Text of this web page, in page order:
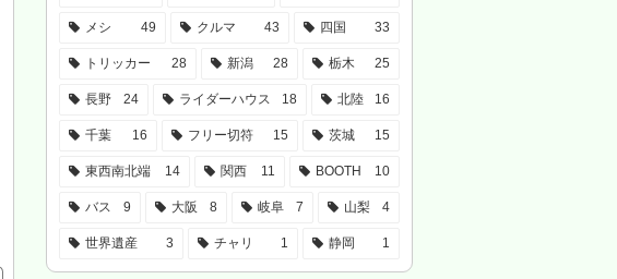
メシ 49 クルマ 43 四国 33
トリッカー 28 新潟 28 栃木 25
長野 24 ライダーハウス 18 北陸 16
千葉 16 フリー切符 15 茨城 15
東西南北端 14 関西 11 BOOTH 10
バス 9 大阪 8 岐阜 7 山梨 4
世界遺産 3 チャリ 1 静岡 1